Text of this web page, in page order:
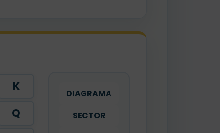
K
Q
DIAGRAMA
SECTOR